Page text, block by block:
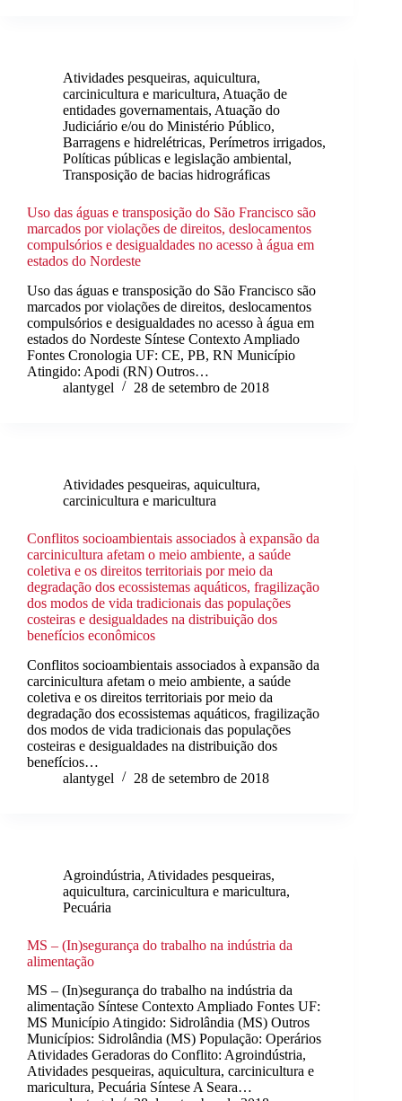
Atividades pesqueiras, aquicultura,
carcinicultura e maricultura, Atuação de
entidades governamentais, Atuação do
Judiciário e/ou do Ministério Público,
Barragens e hidrelétricas, Perímetros irrigados,
Políticas públicas e legislação ambiental,
Transposição de bacias hidrográficas
Uso das águas e transposição do São Francisco são
marcados por violações de direitos, deslocamentos
compulsórios e desigualdades no acesso à água em
estados do Nordeste
Uso das águas e transposição do São Francisco são
marcados por violações de direitos, deslocamentos
compulsórios e desigualdades no acesso à água em
estados do Nordeste Síntese Contexto Ampliado
Fontes Cronologia UF: CE, PB, RN Município
Atingido: Apodi (RN) Outros…
alantygel
28 de setembro de 2018
Atividades pesqueiras, aquicultura,
carcinicultura e maricultura
Conflitos socioambientais associados à expansão da
carcinicultura afetam o meio ambiente, a saúde
coletiva e os direitos territoriais por meio da
degradação dos ecossistemas aquáticos, fragilização
dos modos de vida tradicionais das populações
costeiras e desigualdades na distribuição dos
benefícios econômicos
Conflitos socioambientais associados à expansão da
carcinicultura afetam o meio ambiente, a saúde
coletiva e os direitos territoriais por meio da
degradação dos ecossistemas aquáticos, fragilização
dos modos de vida tradicionais das populações
costeiras e desigualdades na distribuição dos
benefícios…
alantygel
28 de setembro de 2018
Agroindústria, Atividades pesqueiras,
aquicultura, carcinicultura e maricultura,
Pecuária
MS – (In)segurança do trabalho na indústria da
alimentação
MS – (In)segurança do trabalho na indústria da
alimentação Síntese Contexto Ampliado Fontes UF:
MS Município Atingido: Sidrolândia (MS) Outros
Municípios: Sidrolândia (MS) População: Operários
Atividades Geradoras do Conflito: Agroindústria,
Atividades pesqueiras, aquicultura, carcinicultura e
maricultura, Pecuária Síntese A Seara…